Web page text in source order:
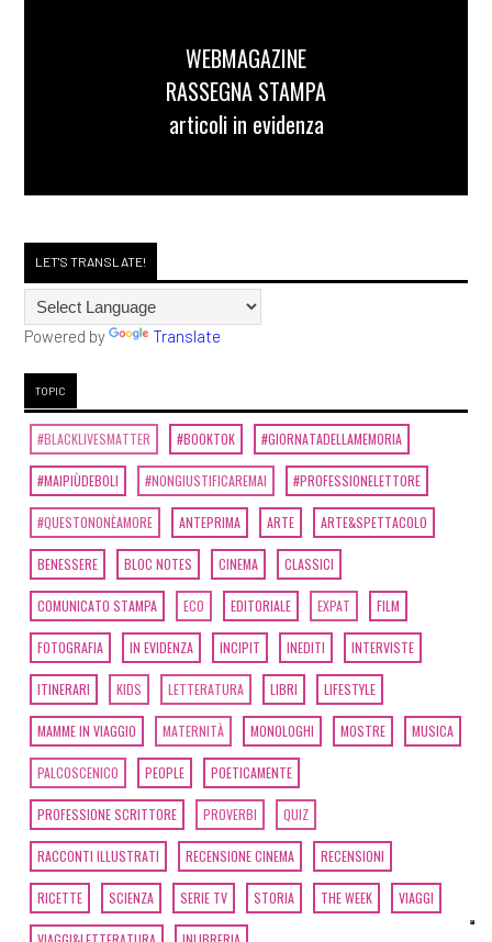
WEBMAGAZINE
RASSEGNA STAMPA
articoli in evidenza
LET'S TRANSLATE!
Powered by Translate
TOPIC
#BLACKLIVESMATTER #BOOKTOK #GIORNATADELLAMEMORIA
#MAIPIÙDEBOLI #NONGIUSTIFICAREMAI #PROFESSIONELETTORE
#QUESTONONÈAMORE ANTEPRIMA ARTE ARTE&SPETTACOLO
BENESSERE BLOC NOTES CINEMA CLASSICI
COMUNICATO STAMPA ECO EDITORIALE EXPAT FILM
FOTOGRAFIA IN EVIDENZA INCIPIT INEDITI INTERVISTE
ITINERARI KIDS LETTERATURA LIBRI LIFESTYLE
MAMME IN VIAGGIO MATERNITÀ MONOLOGHI MOSTRE MUSICA
PALCOSCENICO PEOPLE POETICAMENTE
PROFESSIONE SCRITTORE PROVERBI QUIZ
RACCONTI ILLUSTRATI RECENSIONE CINEMA RECENSIONI
RICETTE SCIENZA SERIE TV STORIA THE WEEK VIAGGI